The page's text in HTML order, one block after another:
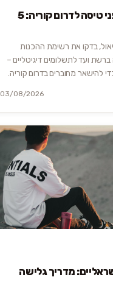
צ'ק-ליסט דיגיטלי לפני טיסה לדרום קוריה: 5
בדקו את רשימת ההכנות
ועד לתשלומים דיגיטליים –
להישאר מחוברים בדרום קוריה.
03/08/2026
מדריך גלישה